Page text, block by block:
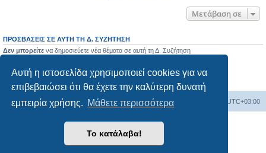
Αυτή η ιστοσελίδα χρησιμοποιεί cookies για να
επιβεβαιώσει ότι θα έχετε την καλύτερη δυνατή
εμπειρία χρήσης. Μάθετε περισσότερα
Το κατάλαβα!
Μετάβαση σε
ΠΡΟΣΒΆΣΕΙΣ ΣΕ ΑΥΤΉ ΤΗ Δ. ΣΥΖΉΤΗΣΗ
Δεν μπορείτε να δημοσιεύετε νέα θέματα σε αυτή τη Δ. Συζήτηση
Δεν μπορείτε
να επεξεργάζεστε τις δημοσιεύσεις σας σε αυτή τη Δ. Συζήτηση
Δεν μπορείτενα διαγράφετε τις δημοσιεύσεις σας σε αυτή τη Δ. Συζήτηση
Δεν μπορείτενα επισυνάπτετε αρχεία σε αυτή τη Δ. Συζήτηση
Ευρετήριο Δ. Συζήτησης Όλοι οι χρόνοι είναι UTC+03:00
Δημιουργήθηκε απόphpBB® Forum Software © phpBB Limited
phpbbgr.com